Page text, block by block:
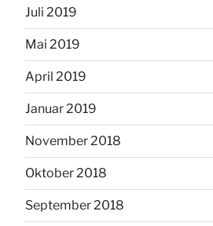
Juli 2019
Mai 2019
April 2019
Januar 2019
November 2018
Oktober 2018
September 2018